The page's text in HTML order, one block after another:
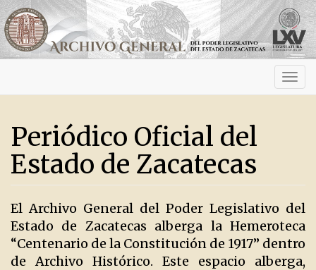
Periódico Oficial del
Estado de Zacatecas
El Archivo General del Poder Legislativo del
Estado de Zacatecas alberga la Hemeroteca
“Centenario de la Constitución de 1917” dentro
de Archivo Histórico. Este espacio alberga,